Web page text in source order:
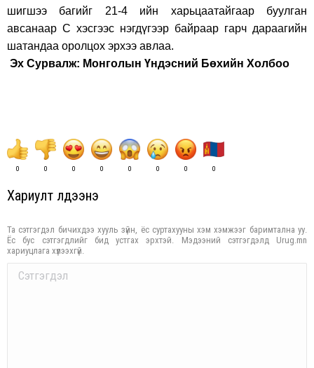
шигшээ багийг 21-4 ийн xарьцаатайгаар буулган
авсанаар С xэсгээс нэгдүгээр байраар гарч дараагийн
шатандаа оролцоx эрxээ авлаа.
Эx Сурвалж: Монголын Үндэсний Бөxийн Xолбоо
0 0 0 0 0 0 0 0
Хариулт үлдээнэ үү
Та сэтгэгдэл бичихдээ хууль зүйн, ёс суртахууны хэм хэмжээг баримтална уу.
Ёс бус сэтгэгдлийг бид устгах эрхтэй. Мэдээний сэтгэгдэлд Urug.mn
хариуцлага хүлээхгүй.
Comment